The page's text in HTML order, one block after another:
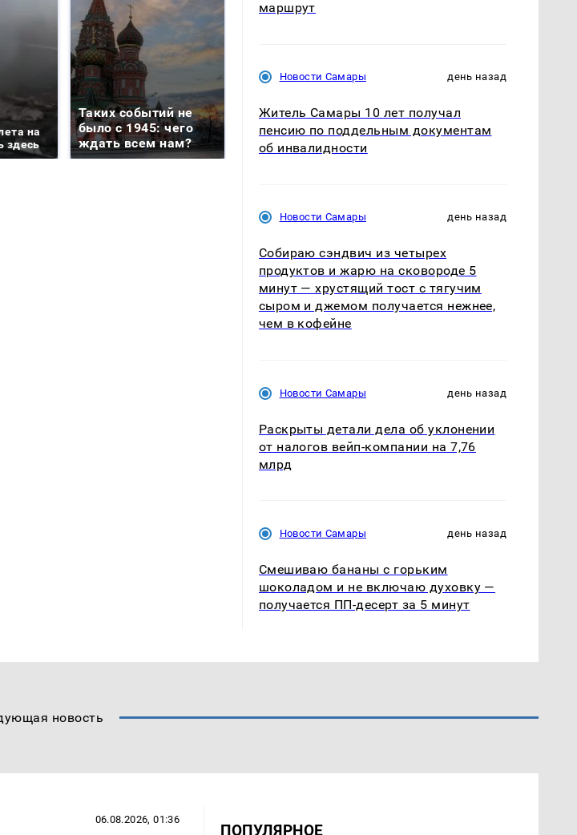
на
здесь
Таких событий не
было с 1945: чего
ждать всем нам?
В магазинах России
ажиотаж из-за этого
продукта: что купить?
полицейскую
машину напали и
маршрут
Новости Самары день назад
Житель Самары 10 лет получал
пенсию по поддельным документам
об инвалидности
Новости Самары день назад
Собираю сэндвич из четырех
продуктов и жарю на сковороде 5
минут — хрустящий тост с тягучим
сыром и джемом получается нежнее,
чем в кофейне
Новости Самары день назад
Раскрыты детали дела об уклонении
от налогов вейп-компании на 7,76
млрд
Новости Самары день назад
Смешиваю бананы с горьким
шоколадом и не включаю духовку —
получается ПП-десерт за 5 минут
новость
06.08.2026, 01:36
ПОПУЛЯРНОЕ